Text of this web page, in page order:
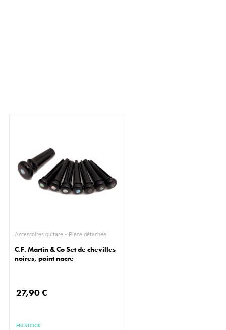
Accessoires guitare - Pièce détachée
C.F. Martin & Co Set de chevilles
noires, point nacre
27,90 €
EN STOCK